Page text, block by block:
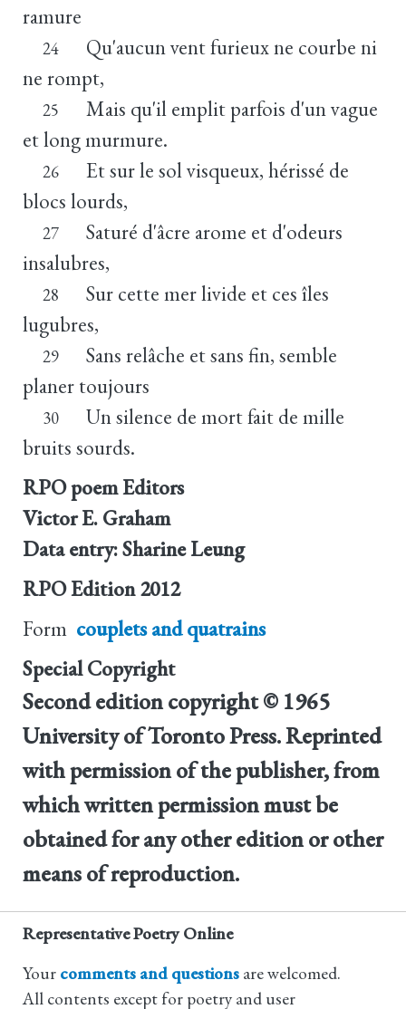
ramure
24
Qu'aucun vent furieux ne courbe ni
ne rompt,
25
Mais qu'il emplit parfois d'un vague
et long murmure.
26
Et sur le sol visqueux, hérissé de
blocs lourds,
27
Saturé d'âcre arome et d'odeurs
insalubres,
28
Sur cette mer livide et ces îles
lugubres,
29
Sans relâche et sans fin, semble
planer toujours
30
Un silence de mort fait de mille
bruits sourds.
RPO poem Editors
Victor E. Graham
Data entry: Sharine Leung
RPO Edition 2012
Form couplets and quatrains
Special Copyright
Second edition copyright © 1965
University of Toronto Press. Reprinted
with permission of the publisher, from
which written permission must be
obtained for any other edition or other
means of reproduction.
Representative Poetry Online
Your comments and questions are welcomed.
All contents except for poetry and user